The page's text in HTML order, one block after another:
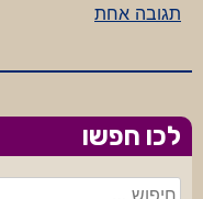
תגובה אחתעל
הציבור
לכו חפשו
חיפוש: